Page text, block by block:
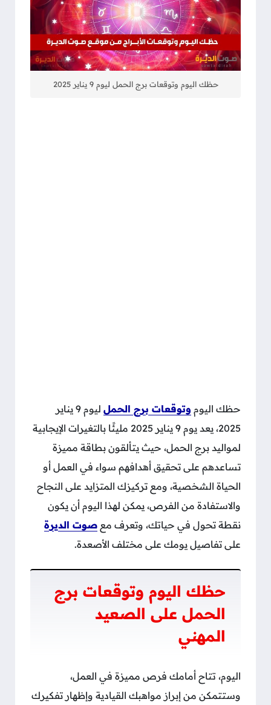
حظك اليوم وتوقعات برج الحمل ليوم 9 يناير 2025
حظك اليوم وتوقعات برج الحمل
ليوم 9 يناير
2025، يعد يوم 9 يناير 2025 مليئًا بالتغيرات الإيجابية
لمواليد برج الحمل، حيث يتألقون بطاقة مميزة
تساعدهم على تحقيق أهدافهم سواء في العمل أو
الحياة الشخصية، ومع تركيزك المتزايد على النجاح
والاستفادة من الفرص، يمكن لهذا اليوم أن يكون
نقطة تحول في حياتك، وتعرف مع صوت الديرة
على تفاصيل يومك على مختلف الأصعدة.
حظك اليوم وتوقعات برج
الحمل على الصعيد
المهني
اليوم، تتاح أمامك فرص مميزة في العمل،
وستتمكن من إبراز مواهبك القيادية وإظهار تفكيرك